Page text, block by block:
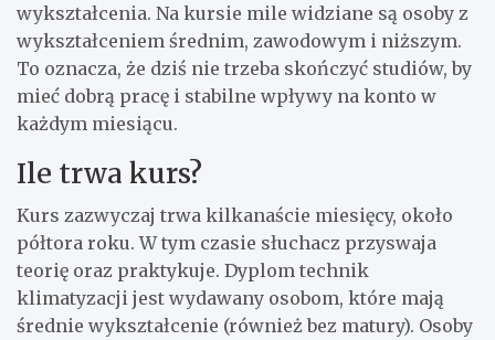
wykształcenia. Na kursie mile widziane są osoby z
wykształceniem średnim, zawodowym i niższym.
To oznacza, że dziś nie trzeba skończyć studiów, by
mieć dobrą pracę i stabilne wpływy na konto w
każdym miesiącu.
Ile trwa kurs?
Kurs zazwyczaj trwa kilkanaście miesięcy, około
półtora roku. W tym czasie słuchacz przyswaja
teorię oraz praktykuje. Dyplom technik
klimatyzacji jest wydawany osobom, które mają
średnie wykształcenie (również bez matury). Osoby